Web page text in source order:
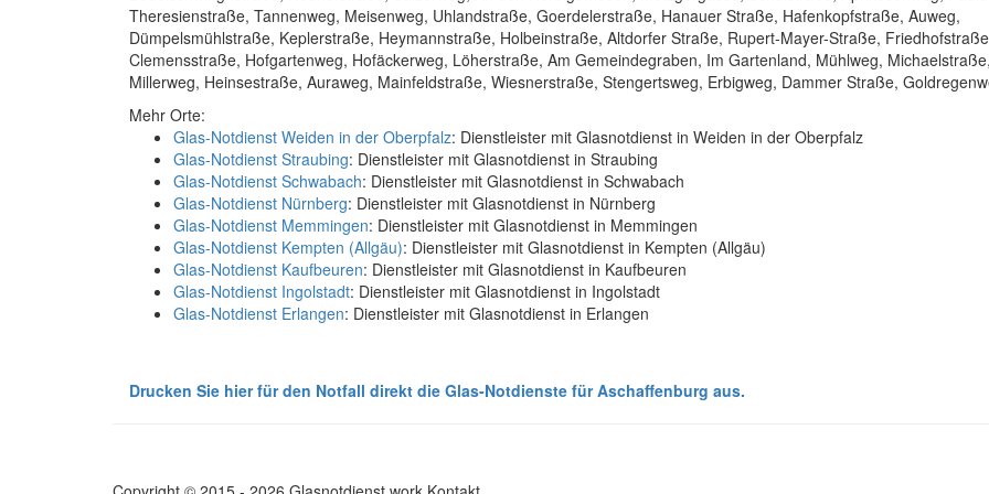
Theresienstraße, Tannenweg, Meisenweg, Uhlandstraße, Goerdelerstraße, Hanauer Straße, Hafenkopfstraße, Auweg,
Dümpelsmühlstraße, Keplerstraße, Heymannstraße, Holbeinstraße, Altdorfer Straße, Rupert-Mayer-Straße,
Clemensstraße, Hofgartenweg, Hofäckerweg, Löherstraße, Am Gemeindegraben, Im Gartenland, Mühlweg, Michaelstraße,
Millerweg, Heinsestraße, Auraweg, Mainfeldstraße, Wiesnerstraße, Stengertsweg, Erbigweg, Dammer Straße,
Mehr Orte:
Glas-Notdienst Weiden in der Oberpfalz: Dienstleister mit Glasnotdienst in Weiden in der Oberpfalz
Glas-Notdienst Straubing: Dienstleister mit Glasnotdienst in Straubing
Glas-Notdienst Schwabach: Dienstleister mit Glasnotdienst in Schwabach
Glas-Notdienst Nürnberg: Dienstleister mit Glasnotdienst in Nürnberg
Glas-Notdienst Memmingen: Dienstleister mit Glasnotdienst in Memmingen
Glas-Notdienst Kempten (Allgäu): Dienstleister mit Glasnotdienst in Kempten (Allgäu)
Glas-Notdienst Kaufbeuren: Dienstleister mit Glasnotdienst in Kaufbeuren
Glas-Notdienst Ingolstadt: Dienstleister mit Glasnotdienst in Ingolstadt
Glas-Notdienst Erlangen: Dienstleister mit Glasnotdienst in Erlangen
Drucken Sie hier für den Notfall direkt die Glas-Notdienste für Aschaffenburg aus.